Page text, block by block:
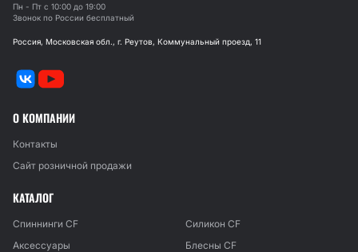
Пн - Пт с 10:00 до 19:00
Звонок по России бесплатный
Россия, Московская обл., г. Реутов, Коммунальный проезд, 11
О КОМПАНИИ
Контакты
Сайт розничной продажи
КАТАЛОГ
Спиннинги CF
Силикон CF
Аксессуары
Блесны CF